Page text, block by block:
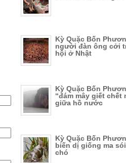
Kỳ Quặc Bốn
người đàn ông cởi
hội ở Nhật
Kỳ Quặc Bốn
“đám mây giết chết
giữa hồ nước
Kỳ Quặc Bốn
biến dị giống ma
chó